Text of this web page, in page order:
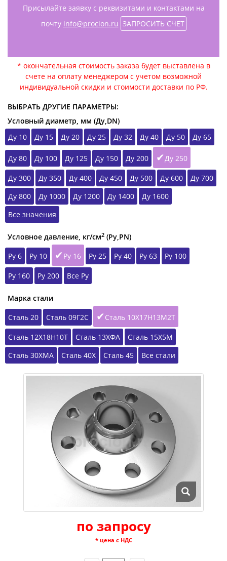
Присылайте заявку с реквизитами и контактами на
почту info@procion.ru ЗАПРОСИТЬ СЧЕТ
* окончательная стоимость заказа будет выставлена в
счете на оплату менеджером с учетом возможной
индивидуальной скидки и стоимости доставки по РФ.
ВЫБРАТЬ ДРУГИЕ ПАРАМЕТРЫ:
Условный диаметр, мм (Ду,DN)
Ду 10
Ду 15 Ду 20 Ду 25 Ду 32 Ду 40 Ду 50 Ду 65
Ду 80 Ду 100 Ду 125 Ду 150 Ду 200 Ду 250
Ду 300 Ду 350 Ду 400 Ду 450 Ду 500 Ду 600
Ду 700
Ду 800
Ду 1000 Ду 1200 Ду 1400
Ду 1600
Все значения
Условное давление, кг/см2 (Ру,РN)
Ру 6
Ру 10 Ру 16 Ру 25 Ру 40 Ру 63 Ру 100
Ру 160 Ру 200 Все Ру
Марка стали
Сталь 20
Сталь 09Г2С Сталь 10Х17Н13М2Т
Сталь 12Х18Н10Т Сталь 13ХФА
Сталь 15Х5М
Сталь 30ХМА
Сталь 40Х Сталь 45 Все стали
по запросу
* цена с НДС